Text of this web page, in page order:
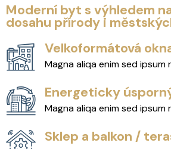
Moderní byt s výhledem
dosahu přírody i
Velkoformátová
Magna aliqa enim sed ipsum
Energeticky
Magna aliqa enim sed ipsum
Sklep a balkon /